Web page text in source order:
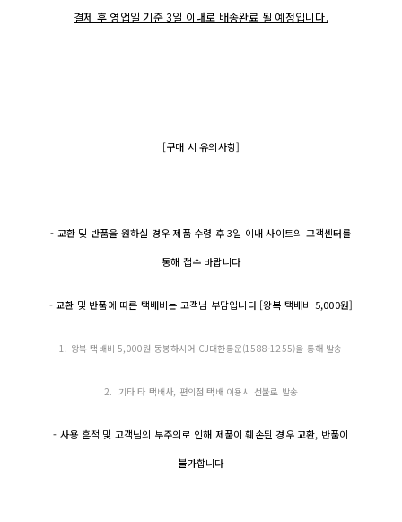
결제 후 영업일 기준 3일 이내로 배송완료 될 예정입니다.
[구매 시 유의사항]
- 교환 및 반품을 원하실 경우 제품 수령 후 3일 이내 사이트의 고객센터를
통해 접수 바랍니다
- 교환 및 반품에 따른 택배비는 고객님 부담입니다 [왕복 택배비 5,000원]
1. 왕복 택배비 5,000원 동봉하시어 CJ대한통운(1588-1255)을 통해 발송
2. 기타 타 택배사, 편의점 택배 이용시 선불로 발송
- 사용 흔적 및 고객님의 부주의로 인해 제품이 훼손된 경우 교환, 반품이
불가합니다